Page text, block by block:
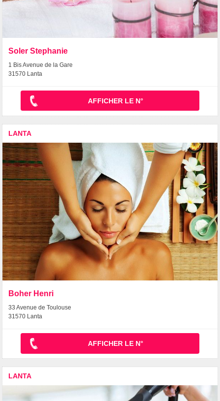
Soler Stephanie
1 Bis Avenue de la Gare
31570 Lanta
AFFICHER LE N°
LANTA
Boher Henri
33 Avenue de Toulouse
31570 Lanta
AFFICHER LE N°
LANTA